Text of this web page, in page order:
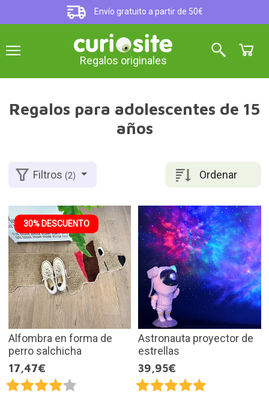
Envío gratuito a partir de 50€
Regalos originales
Regalos para adolescentes de 15
años
Ordenar
Filtros(2)
30% DESCUENTO
Alfombra en forma de
perro salchicha
17,47€
Astronauta proyector de
estrellas
39,95€